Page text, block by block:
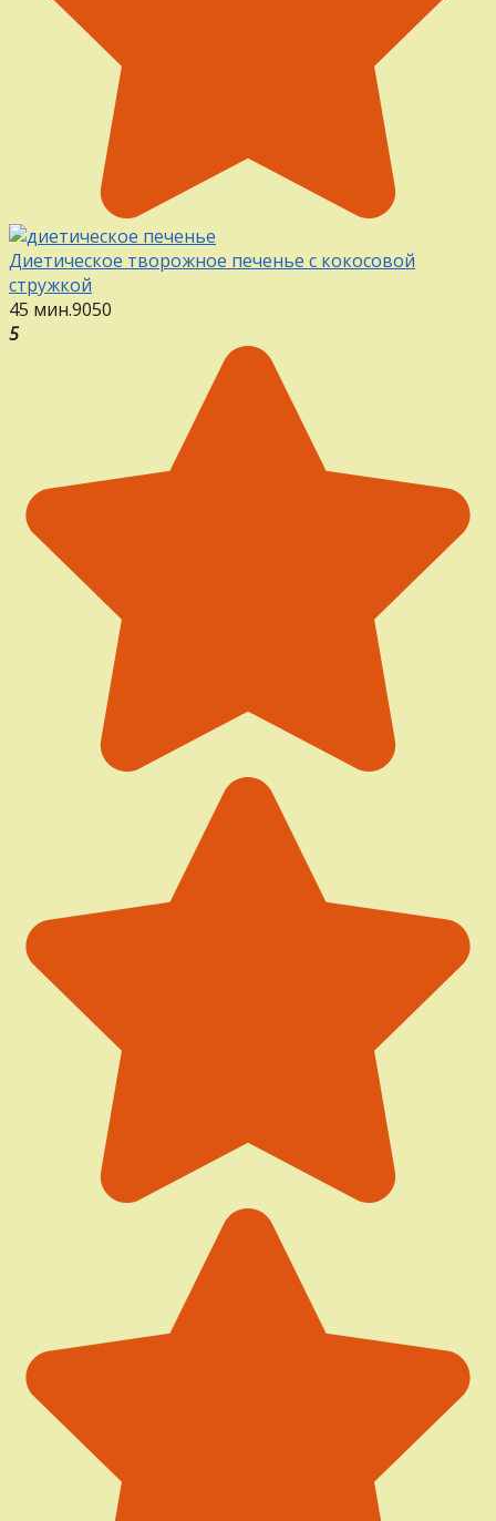
Диетическое творожное печенье с кокосовой
стружкой
45 мин.9050
5